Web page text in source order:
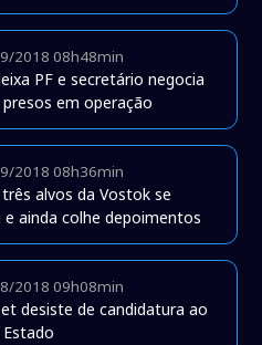
2018 08h48min
PF e secretário negocia
em operação
2018 08h36min
alvos da Vostok se
ainda colhe depoimentos
2018 09h08min
desiste de candidatura ao